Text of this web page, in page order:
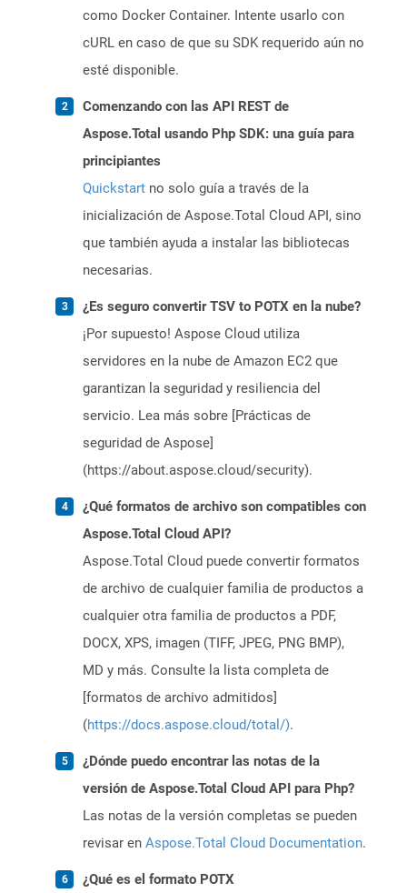
como Docker Container. Intente usarlo con
cURL en caso de que su SDK requerido aún no
esté disponible.
Comenzando con las API REST de
Aspose.Total usando Php SDK: una guía para
principiantes
Quickstart no solo guía a través de la
inicialización de Aspose.Total Cloud API, sino
que también ayuda a instalar las bibliotecas
necesarias.
¿Es seguro convertir TSV to POTX en la nube?
¡Por supuesto! Aspose Cloud utiliza
servidores en la nube de Amazon EC2 que
garantizan la seguridad y resiliencia del
servicio. Lea más sobre [Prácticas de
seguridad de Aspose]
(https://about.aspose.cloud/security).
¿Qué formatos de archivo son compatibles con
Aspose.Total Cloud API?
Aspose.Total Cloud puede convertir formatos
de archivo de cualquier familia de productos a
cualquier otra familia de productos a PDF,
DOCX, XPS, imagen (TIFF, JPEG, PNG BMP),
MD y más. Consulte la lista completa de
[formatos de archivo admitidos]
(https://docs.aspose.cloud/total/).
¿Dónde puedo encontrar las notas de la
versión de Aspose.Total Cloud API para Php?
Las notas de la versión completas se pueden
revisar en Aspose.Total Cloud Documentation.
¿Qué es el formato POTX